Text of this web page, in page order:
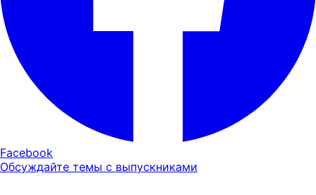
Facebook
Обсуждайте темы с выпускниками